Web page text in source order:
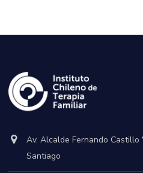
Av. Alcalde Fernando Castillo
Santiago